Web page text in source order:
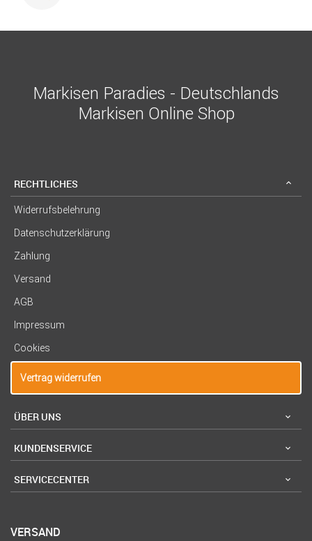
Markisen Paradies - Deutschlands
Markisen Online Shop
RECHTLICHES
Widerrufsbelehrung
Datenschutzerklärung
Zahlung
Versand
AGB
Impressum
Cookies
Vertrag widerrufen
ÜBER UNS
KUNDENSERVICE
SERVICECENTER
VERSAND